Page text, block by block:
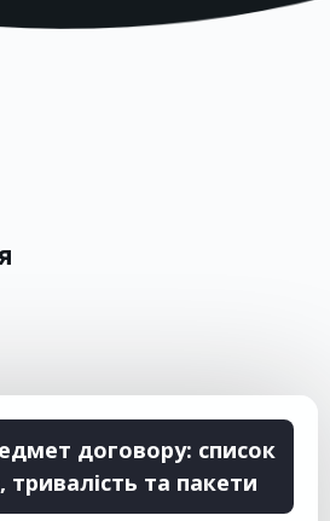
договору: список
тривалість та пакети